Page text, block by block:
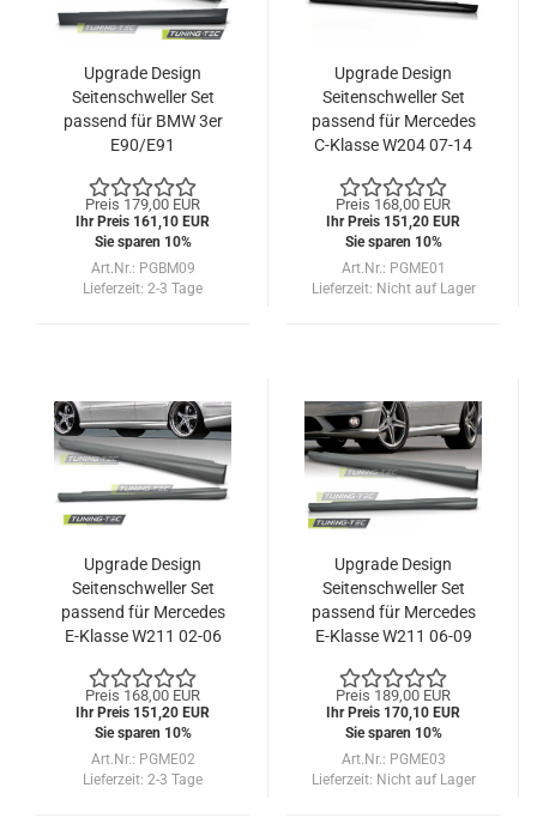
Upgrade Design
Seitenschweller Set
passend für BMW 3er
E90/E91
11
Preis 179,00 EUR
Ihr Preis 161,10 EUR
Sie sparen 10%
Art.Nr.: PGBM09
Lieferzeit: 2-3 Tage
Upgrade Design
Seitenschweller Set
passend für Mercedes
C-Klasse W204 07-14
Preis 168,00 EUR
Ihr Preis 151,20 EUR
Sie sparen 10%
Art.Nr.: PGME01
Lieferzeit: Nicht auf Lager
Upgrade Design
Seitenschweller Set
passend für Mercedes
E-Klasse W211 02-06
Preis 168,00 EUR
Ihr Preis 151,20 EUR
Sie sparen 10%
Art.Nr.: PGME02
Lieferzeit: 2-3 Tage
Upgrade Design
Seitenschweller Set
passend für Mercedes
E-Klasse W211 06-09
Preis 189,00 EUR
Ihr Preis 170,10 EUR
Sie sparen 10%
Art.Nr.: PGME03
Lieferzeit: Nicht auf Lager